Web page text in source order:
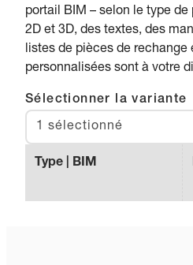
portail BIM – selon le type de
2D et 3D, des textes, des
listes de pièces de rechange
personnalisées sont à votre
Sélectionner la variante
1 sélectionné
Type | BIM